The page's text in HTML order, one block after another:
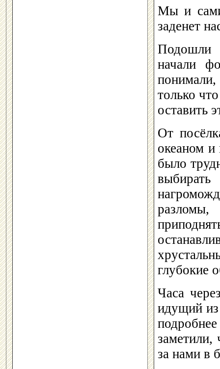
Мы и
заденет
Подошли
начали
только
оставить
От
океаном
было
глубокие
Часа
идущий из
заметили,
за нами в